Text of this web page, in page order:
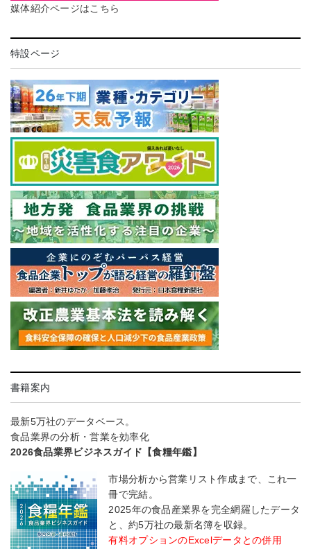
媒体紹介ページはこちら
特設ページ
書籍案内
最新5万社のデータベース。
食品業界の分析・営業を効率化
2026食品業界ビジネスガイド【食糧年鑑】
市場分析から営業リスト作成まで、これ一
冊で完結。
2025年の食品産業界を完全網羅したデータ
と、約5万社の最新名簿を収録。
有料オプションのExcelデータとの併用